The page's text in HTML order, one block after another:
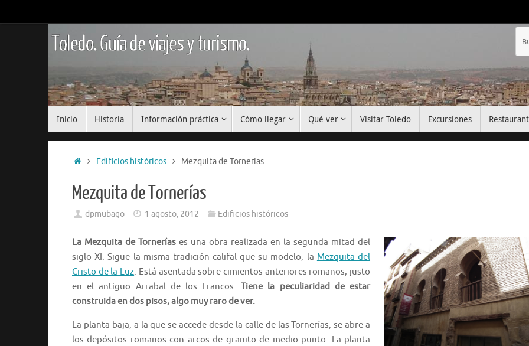
al
Toledo. Guía de viajes y turismo.
Inicio Historia Información práctica Cómo llegar Qué ver Visitar Toledo Excursiones
InicioEdificios históricos Mezquita de Tornerías
Mezquita de Tornerías
dpmubago 1 agosto, 2012 Edificios históricos
La Mezquita de Tornerías es una obra realizada en la segunda mitad del
siglo XI. Sigue la misma tradición califal que su modelo, la Mezquita del
Cristo de la Luz. Está asentada sobre cimientos anteriores romanos, justo
en el antiguo Arrabal de los Francos.Tiene la peculiaridad de estar
construida en dos pisos, algo muy raro de ver.
La planta baja, a la que se accede desde la calle de las Tornerías, se abre a
los depósitos romanos con arcos de granito de medio punto. La planta